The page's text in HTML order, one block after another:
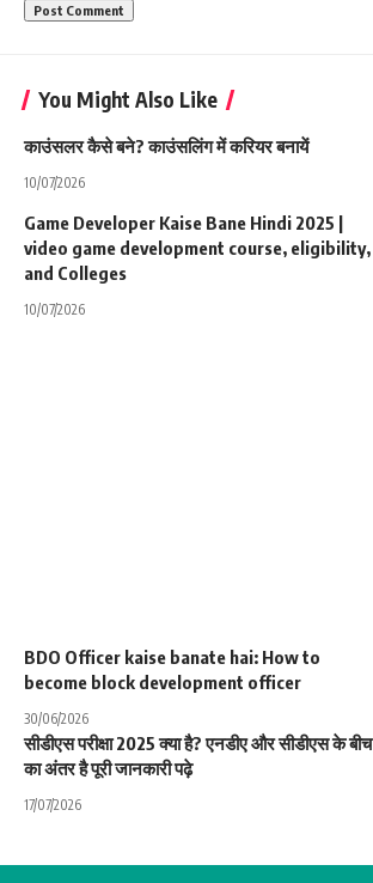
You Might Also Like
काउंसलर कैसे बने? काउंसलिंग में करियर बनायें
10/07/2026
Game Developer Kaise Bane Hindi 2025 |
video game development course, eligibility,
and Colleges
10/07/2026
BDO Officer kaise banate hai: How to
become block development officer
30/06/2026
सीडीएस परीक्षा 2025 क्या है? एनडीए और सीडीएस के बीच
का अंतर है पूरी जानकारी पढ़े
17/07/2026